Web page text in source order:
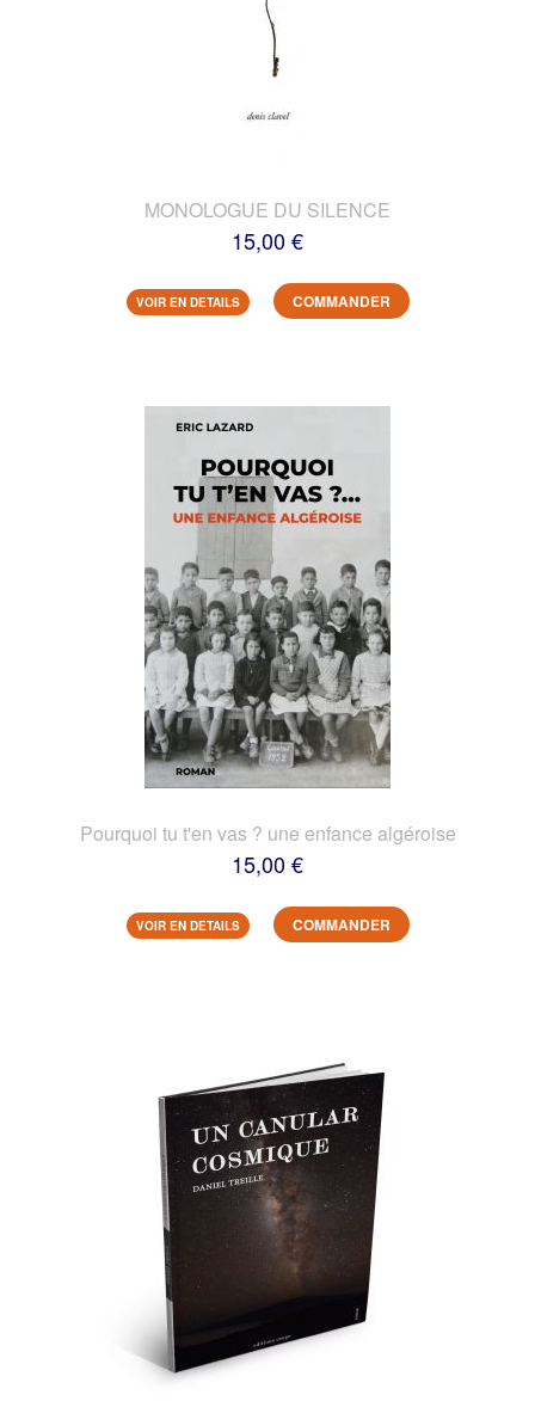
MONOLOGUE DU SILENCE
15,00 €
VOIR EN DETAILS COMMANDER
Pourquoi tu t'en vas ? une enfance algéroise
15,00 €
VOIR EN DETAILS COMMANDER